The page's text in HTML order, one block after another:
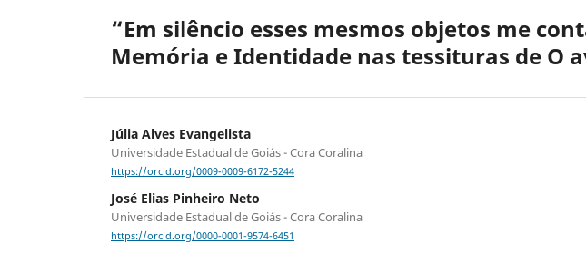
“Em silêncio esses mesmos objetos me
Memória e Identidade nas tessituras de O
Júlia Alves Evangelista
Universidade Estadual de Goiás - Cora Coralina
https://orcid.org/0009-0009-6172-5244
José Elias Pinheiro Neto
Universidade Estadual de Goiás - Cora Coralina
https://orcid.org/0000-0001-9574-6451